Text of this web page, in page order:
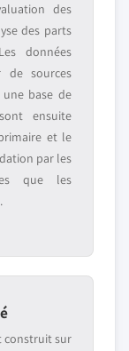
des
des parts
données
de sources
base de
ensuite
et le
par les
que les
construit sur